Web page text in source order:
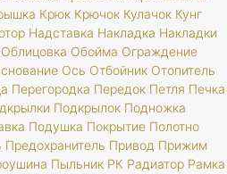
Крюк Крючок Кулачок Кунг
Надставка Накладка Накладки
Облицовка Обойма Ограждение
Ось Отбойник Отопитель
Перегородка Передок Петля Печка
Подкрылок Подножка
Подушка Покрытие Полотно
Предохранитель Привод Прижим
Пыльник РК Радиатор Рамка